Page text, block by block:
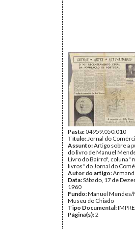
Pasta:04959.050.010
Título:Jornal do
Assunto:Artigo sobre a
do livro de Manuel
Livro do Bairro", coluna
livros" do Jornal do
Autor do artigo:
Data:Sábado, 17 de
1960
Fundo:Manuel Mendes/
Museu do Chiado
Tipo Documental:
Página(s):2